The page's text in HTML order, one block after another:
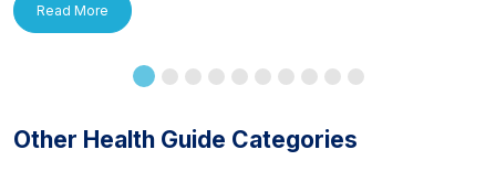
Read More
Other Health Guide Categories